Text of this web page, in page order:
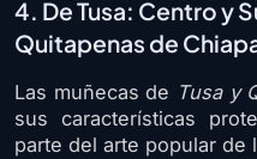
4. De Tusa: Centro y
Quitapenas de
Las muñecas de Tusa y
sus características
parte del arte popular de